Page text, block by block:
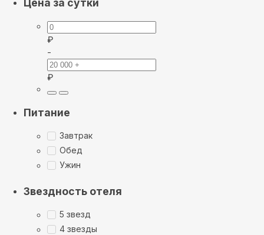
Цена за сутки
₽
-
₽
Питание
Завтрак
Обед
Ужин
Звездность отеля
5 звезд
4 звезды